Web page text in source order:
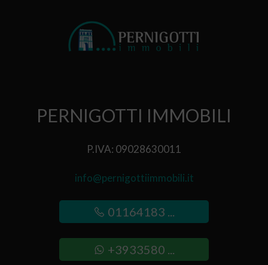
PERNIGOTTI IMMOBILI
P.IVA: 09028630011
info@pernigottiimmobili.it
01164183 ...
+3933580 ...